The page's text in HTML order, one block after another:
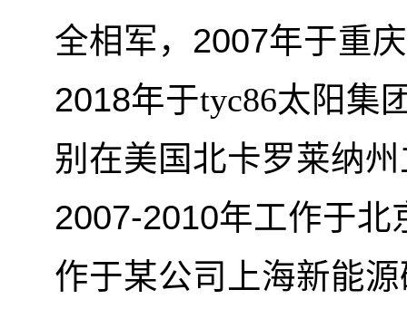
全相军， 2007年于重
2018年于tyc86太阳集
别在美国北卡罗莱纳
2007-2010年工作于北
作于某公司上海新能